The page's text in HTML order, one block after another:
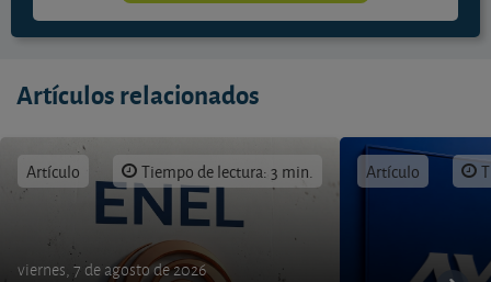
Artículos relacionados
Artículo Tiempo de lectura: 3 min.
viernes, 7 de agosto de 2026
Artículo